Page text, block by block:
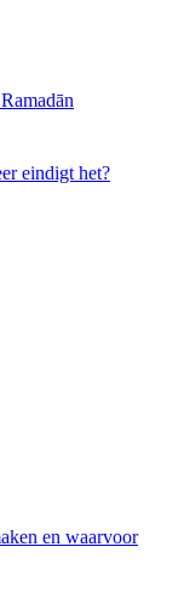
eindigt het?
en waarvoor